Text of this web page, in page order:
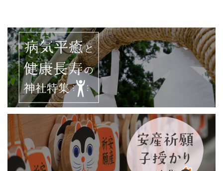
祈願・お祓い
七五三 厄払い 安産祈願 初宮詣 お宮
参り 年祝い・長寿祝い 出張祭典（地
鎮祭他） 神葬祭 その他
各種初穂料
（ご祈祷料）